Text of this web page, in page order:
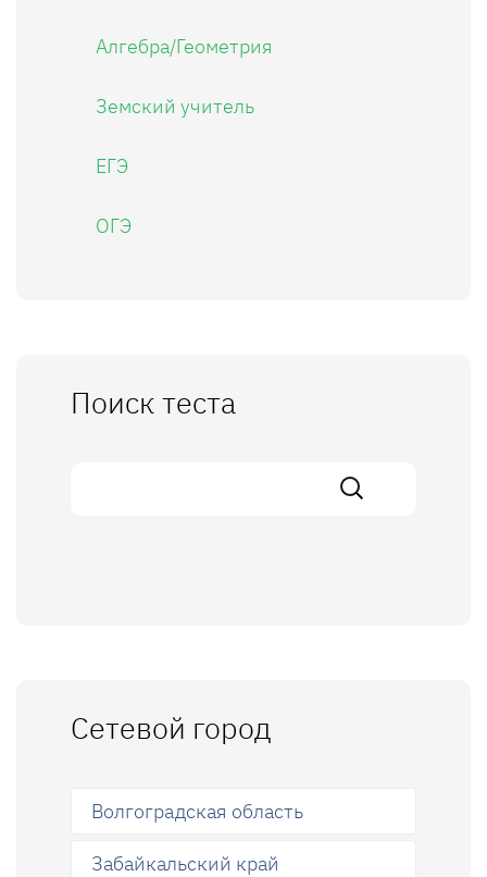
Алгебра/Геометрия
Земский учитель
ЕГЭ
ОГЭ
Поиск теста
Сетевой город
Волгоградская область
Забайкальский край